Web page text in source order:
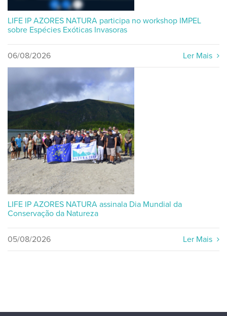
LIFE IP AZORES NATURA participa no workshop IMPEL
sobre Espécies Exóticas Invasoras
06/08/2026 Ler Mais
LIFE IP AZORES NATURA assinala Dia Mundial da
Conservação da Natureza
05/08/2026 Ler Mais